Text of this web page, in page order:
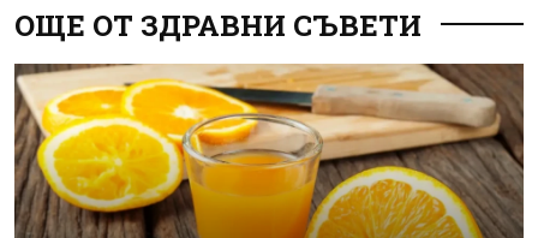
ОЩЕ ОТ ЗДРАВНИ СЪВЕТИ